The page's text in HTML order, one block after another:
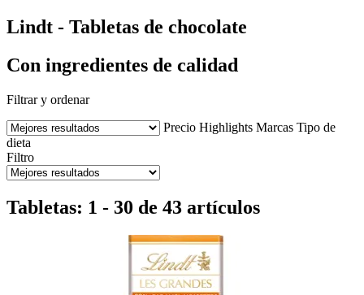
Lindt - Tabletas de chocolate
Con ingredientes de calidad
Filtrar y ordenar
Precio Highlights Marcas Tipo de
dieta
Filtro
Tabletas: 1 - 30 de 43 artículos